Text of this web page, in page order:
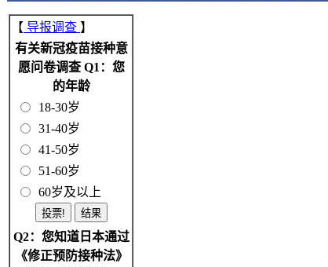
【 导报调查 】
有关新冠疫苗接种意
愿问卷调查 Q1：您
的年龄
18-30岁
31-40岁
41-50岁
51-60岁
60岁及以上
Q2：您知道日本通过
《修正预防接种法》